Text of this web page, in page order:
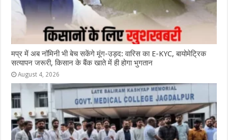
मप्र में अब नॉमिनी भी बेच सकेंगे मूंग-उड़द: वारिस का E-KYC, बायोमेट्रिक
सत्यापन जरूरी, किसान के बैंक खाते में ही होगा भुगतान
August 4, 2026